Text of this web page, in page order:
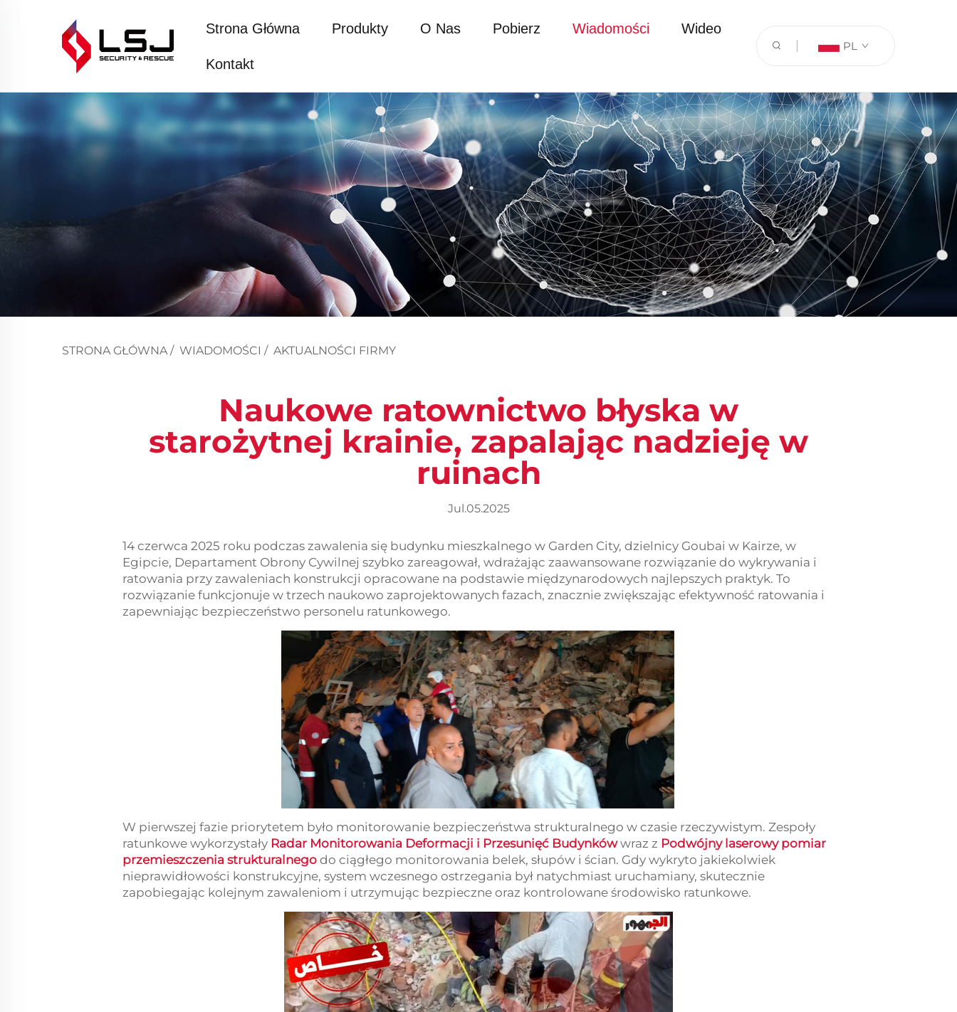
Strona Główna Produkty O Nas Pobierz Wiadomości Wideo
Kontakt
PL
STRONA GŁÓWNA/ WIADOMOŚCI / AKTUALNOŚCI FIRMY
Naukowe ratownictwo błyska w
starożytnej krainie, zapalając nadzieję w
ruinach
Jul.05.2025
14 czerwca 2025 roku podczas zawalenia się budynku mieszkalnego w Garden City, dzielnicy Goubai w Kairze, w
Egipcie, Departament Obrony Cywilnej szybko zareagował, wdrażając zaawansowane rozwiązanie do wykrywania i
ratowania przy zawaleniach konstrukcji opracowane na podstawie międzynarodowych najlepszych praktyk. To
rozwiązanie funkcjonuje w trzech naukowo zaprojektowanych fazach, znacznie zwiększając efektywność ratowania i
zapewniając bezpieczeństwo personelu ratunkowego.
W pierwszej fazie priorytetem było monitorowanie bezpieczeństwa strukturalnego w czasie rzeczywistym. Zespoły
ratunkowe wykorzystały Radar Monitorowania Deformacji i Przesunięć Budynkówwraz z Podwójny laserowy pomiar
przemieszczenia strukturalnego do ciągłego monitorowania belek, słupów i ścian. Gdy wykryto jakiekolwiek
nieprawidłowości konstrukcyjne, system wczesnego ostrzegania był natychmiast uruchamiany, skutecznie
zapobiegając kolejnym zawaleniom i utrzymując bezpieczne oraz kontrolowane środowisko ratunkowe.